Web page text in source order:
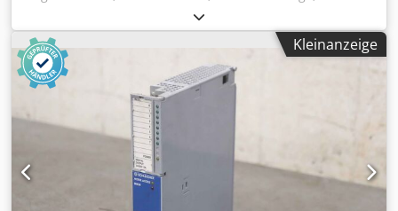
Bandrichtmaschine, Band-Richtgerät, Wellenricht-Anlage,
kombinierte Biegemaschine-Richtpresse,
Profilbiegemaschine, Biegemaschine, Flacheisenbieger,
horizontale Biege-/Richtpresse, Horizontalbiegemaschine -
Hydraulikpresse: Richtanlage Richtmaschine
Profilrichtanlage mit Rollenbahn -Druckkraft: 10 Ton -
Druck: max 100 bar Cedpfxjvgu Hao Agkerf -Rollenbahnen:
2x 1000/170/H1110 mm / Rollen Ø 56 x 140 mm -
Transportabmessungen: 1335/1220//H1470 mm -Gewicht:
807 kg
Kleinanzeige